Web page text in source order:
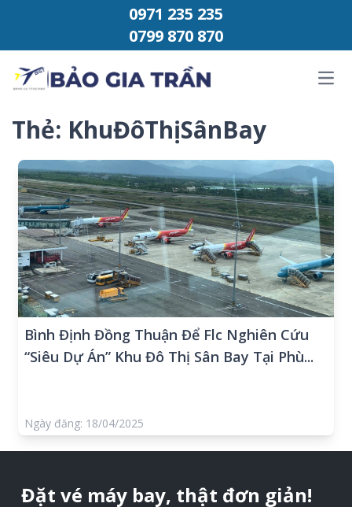
Chuyển đến phần nội dung0971 235 235
0799 870 870
Thẻ: KhuĐôThịSânBay
Bình Định Đồng Thuận Để Flc Nghiên Cứu
“Siêu Dự Án” Khu Đô Thị Sân Bay Tại Phù...
Ngày đăng: 18/04/2025
Đặt vé máy bay, thật đơn giản!